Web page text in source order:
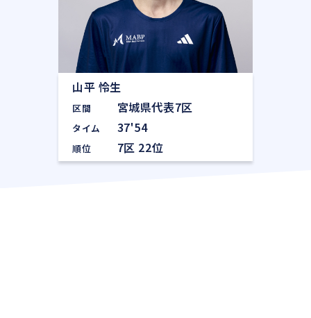
山平 怜生
区間 宮城県代表7区
タイム 37'54
順位 7区 22位